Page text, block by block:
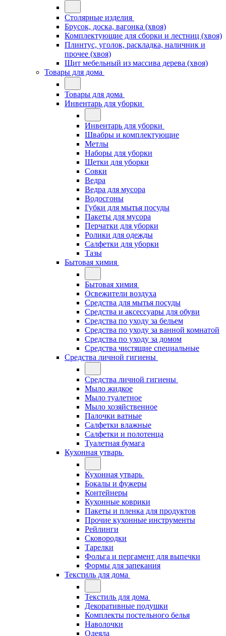
Столярные изделия
Брусок, доска, вагонка (хвоя)
Комплектующие для сборки и лестниц (хвоя)
Плинтус, уголок, раскладка, наличник и
прочее (хвоя)
Щит мебельный из массива дерева (хвоя)
Товары для дома
Товары для дома
Инвентарь для уборки
Инвентарь для уборки
Швабры и комплектующие
Метлы
Наборы для уборки
Щетки для уборки
Совки
Ведра
Ведра для мусора
Водосгоны
Губки для мытья посуды
Пакеты для мусора
Перчатки для уборки
Ролики для одежды
Салфетки для уборки
Тазы
Бытовая химия
Бытовая химия
Освежители воздуха
Средства для мытья посуды
Средства и аксессуары для обуви
Средства по уходу за бельем
Средства по уходу за ванной комнатой
Средства по уходу за домом
Средства чистящие специальные
Средства личной гигиены
Средства личной гигиены
Мыло жидкое
Мыло туалетное
Мыло хозяйственное
Палочки ватные
Салфетки влажные
Салфетки и полотенца
Туалетная бумага
Кухонная утварь
Кухонная утварь
Бокалы и фужеры
Контейнеры
Кухонные коврики
Пакеты и пленка для продуктов
Прочие кухонные инструменты
Рейлинги
Сковородки
Тарелки
Фольга и пергамент для выпечки
Формы для запекания
Текстиль для дома
Текстиль для дома
Декоративные подушки
Комплекты постельного белья
Наволочки
Одеяла